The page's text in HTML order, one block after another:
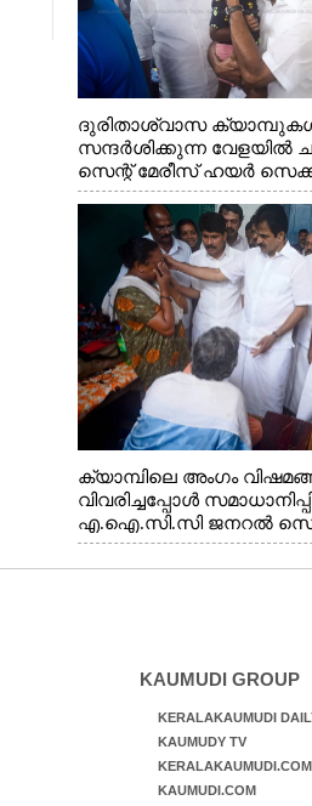
ദുരിതാശ്വാസ
സന്ദർശിക്കുന്ന വേളയിൽ
സെന്റ് മേരീസ് ഹയർ
സ്കൂളിലെ
ജനറൽ സെക്രട്ടറി കെ.സി
വേണുഗോപാൽ എം.പി
എടുത്ത് ലാളിച്ചപ്പോൾ.
എക്സൈസ് വകുപ്പ് മന്ത്രി
കൃഷിവകുപ്പ് മന്ത്രി ടി.
ചെറിയാൻ എം. എൽ. എ
ക്യാമ്പിലെ അംഗം
വിവരിച്ചപ്പോൾ
എ.ഐ.സി.സി ജനറൽ
വേണുഗോപാൽ എം.പി.
എക്സൈസ് വകുപ്പ് മന്ത്രി
KAUMUDI GROUP
KERALAKAUMUDI
KAUMUDY TV
KERALAKAUMUDI.COM
KAUMUDI.COM